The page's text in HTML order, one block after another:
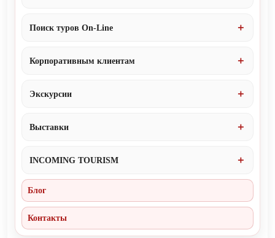
Поиск туров On-Line
Корпоративным клиентам
Экскурсии
Выставки
INCOMING TOURISM
Блог
Контакты